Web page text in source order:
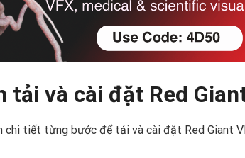
tải và cài đặt Red
chi tiết từng bước để tải và cài đặt Red Giant